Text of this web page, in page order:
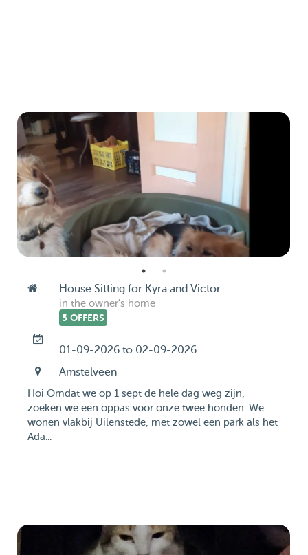
House Sitting for Kyra and Victor
in the owner's home
5 OFFERS
01-09-2026 to 02-09-2026
Amstelveen
Hoi Omdat we op 1 sept de hele dag weg zijn,
zoeken we een oppas voor onze twee honden. We
wonen vlakbij Uilenstede, met zowel een park als het
Ada...